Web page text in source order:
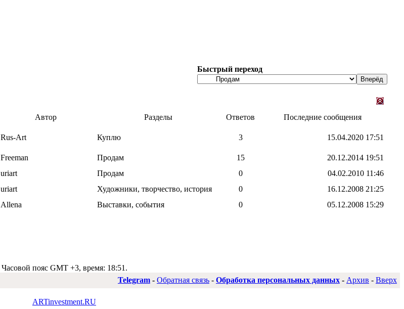
Быстрый переход
Автор Разделы Ответов
Последние сообщения
Rus-Art Куплю 3 15.04.2020 17:51
Freeman Продам 15 20.12.2014 19:51
uriart Продам 0 04.02.2010 11:46
uriart Художники, творчество, история 0 16.12.2008 21:25
Allena Выставки, события 0 05.12.2008 15:29
Часовой пояс GMT +3, время: 18:51 .
Telegram - Обратная связь - Обработка персональных данных - Архив - Вверх
ARTinvestment.RU